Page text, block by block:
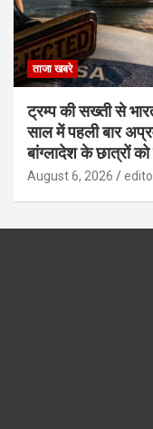
ताजा खबरे
ट्रम्प की सख्ती से
साल में पहली बार
बांग्लादेश के छात्रों को
August 6, 2026